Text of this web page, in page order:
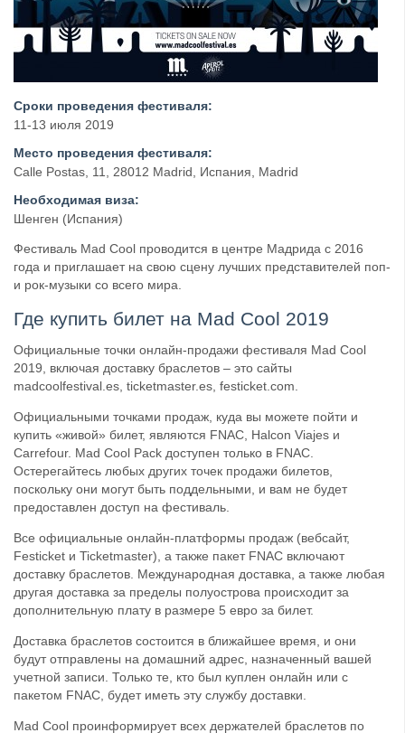
Сроки проведения фестиваля:
11-13 июля 2019
Место проведения фестиваля:
Calle Postas, 11, 28012 Madrid, Испания, Madrid
Необходимая виза:
Шенген (Испания)
Фестиваль Mad Cool проводится в центре Мадрида с 2016
года и приглашает на свою сцену лучших представителей поп-
и рок-музыки со всего мира.
Где купить билет на Mad Cool 2019
Официальные точки онлайн-продажи фестиваля Mad Cool
2019, включая доставку браслетов – это сайты
madcoolfestival.es, ticketmaster.es, festicket.com.
Официальными точками продаж, куда вы можете пойти и
купить «живой» билет, являются FNAC, Halcon Viajes и
Carrefour. Mad Cool Pack доступен только в FNAC.
Остерегайтесь любых других точек продажи билетов,
поскольку они могут быть поддельными, и вам не будет
предоставлен доступ на фестиваль.
Все официальные онлайн-платформы продаж (вебсайт,
Festicket и Ticketmaster), а также пакет FNAC включают
доставку браслетов. Международная доставка, а также любая
другая доставка за пределы полуострова происходит за
дополнительную плату в размере 5 евро за билет.
Доставка браслетов состоится в ближайшее время, и они
будут отправлены на домашний адрес, назначенный вашей
учетной записи. Только те, кто был куплен онлайн или с
пакетом FNAC, будет иметь эту службу доставки.
Mad Cool проинформирует всех держателей браслетов по